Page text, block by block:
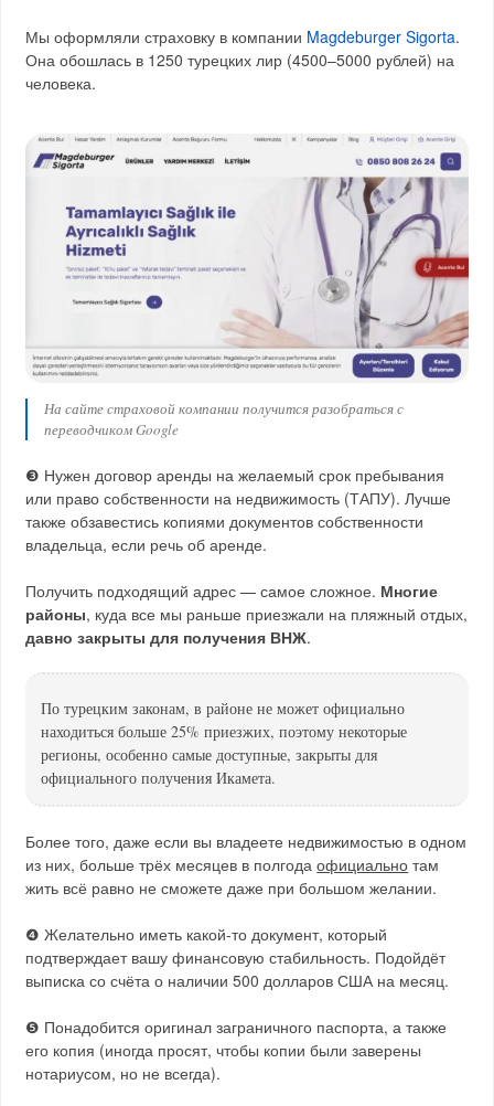
Мы оформляли страховку в компании Magdeburger Sigorta.
Она обошлась в 1250 турецких лир (4500–5000 рублей) на
человека.
На сайте страховой компании получится разобраться с
переводчиком Google
❸ Нужен договор аренды на желаемый срок пребывания
или право собственности на недвижимость (ТАПУ). Лучше
также обзавестись копиями документов собственности
владельца, если речь об аренде.
Получить подходящий адрес — самое сложное. Многие
районы, куда все мы раньше приезжали на пляжный отдых,
давно закрыты для получения ВНЖ.
По турецким законам, в районе не может официально
находиться больше 25% приезжих, поэтому некоторые
регионы, особенно самые доступные, закрыты для
официального получения Икамета.
Более того, даже если вы владеете недвижимостью в одном
из них, больше трёх месяцев в полгодаофициально там
жить всё равно не сможете даже при большом желании.
❹ Желательно иметь какой-то документ, который
подтверждает вашу финансовую стабильность. Подойдёт
выписка со счёта о наличии 500 долларов США на месяц.
❺ Понадобится оригинал заграничного паспорта, а также
его копия (иногда просят, чтобы копии были заверены
нотариусом, но не всегда).